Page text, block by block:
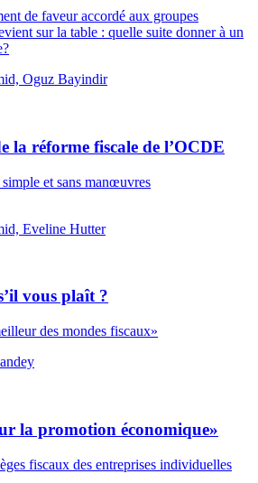
de faveur accordé aux groupes
sur la table : quelle suite donner à un
Oguz Bayindir
la réforme fiscale de l’OCDE
et sans manœuvres
Eveline Hutter
vous plaît ?
des mondes fiscaux»
la promotion économique»
fiscaux des entreprises individuelles